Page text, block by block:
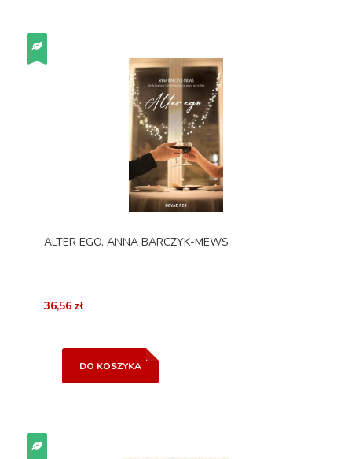
ALTER EGO, ANNA BARCZYK-MEWS
36,56 zł
DO KOSZYKA